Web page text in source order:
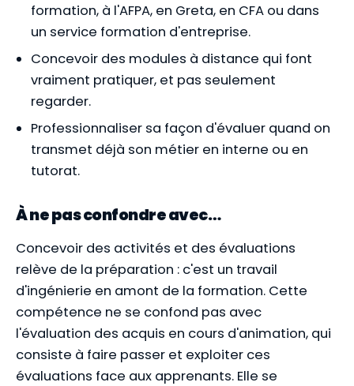
formation, à l'AFPA, en Greta, en CFA ou dans
un service formation d'entreprise.
Concevoir des modules à distance qui font
vraiment pratiquer, et pas seulement
regarder.
Professionnaliser sa façon d'évaluer quand on
transmet déjà son métier en interne ou en
tutorat.
À ne pas confondre avec…
Concevoir des activités et des évaluations
relève de la préparation : c'est un travail
d'ingénierie en amont de la formation. Cette
compétence ne se confond pas avec
l'évaluation des acquis en cours d'animation, qui
consiste à faire passer et exploiter ces
évaluations face aux apprenants. Elle se